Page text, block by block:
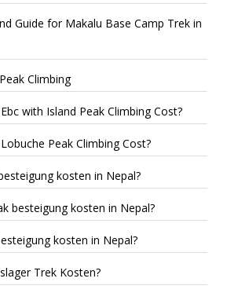
Guide for Makalu Base Camp Trek in
Climbing
with Island Peak Climbing Cost?
Peak Climbing Cost?
kosten in Nepal?
besteigung kosten in Nepal?
kosten in Nepal?
Trek Kosten?